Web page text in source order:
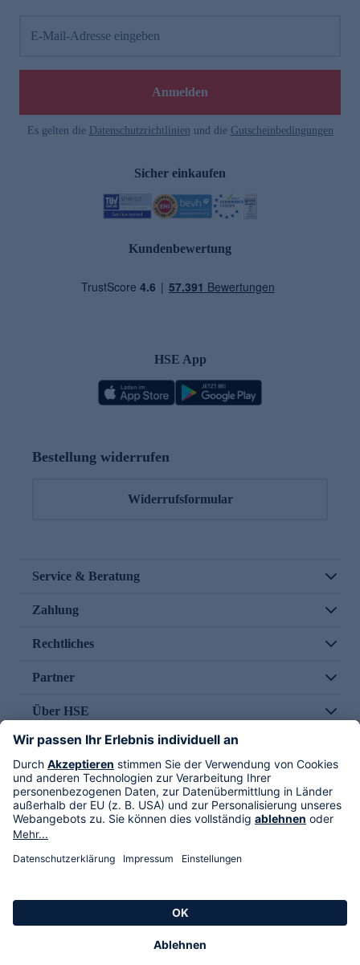
E-Mail-Adresse eingeben
Anmelden
Es gelten die Datenschutzrichtlinien und die Gutscheinbedingungen
Sicher einkaufen
Kundenbewertung
HSE App
Bestellung widerrufen
Widerrufsformular
Service & Beratung
Zahlung
Rechtliches
Partner
Über HSE
Im TV
HSE International